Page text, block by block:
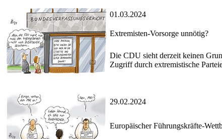
01.03.2024
Extremisten-Vorsorge unnötig?
Die CDU sieht derzeit keinen
Zugriff durch extremistische
29.02.2024
Europäischer Führungskräfte-